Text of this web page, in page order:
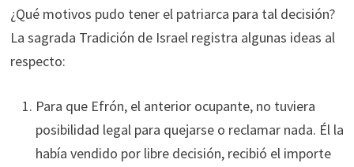
¿Qué motivos pudo tener el patriarca para tal decisión?
La sagrada Tradición de Israel registra algunas ideas al
respecto:
Para que Efrón, el anterior ocupante, no tuviera
posibilidad legal para quejarse o reclamar nada. Él la
había vendido por libre decisión, recibió el importe